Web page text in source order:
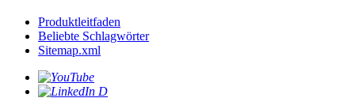
Produktleitfaden
Beliebte Schlagwörter
Sitemap.xml